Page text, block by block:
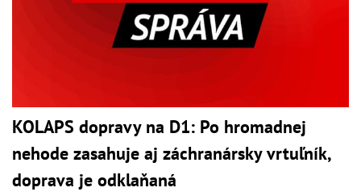
KOLAPS dopravy na D1: Po hromadnej
nehode zasahuje aj záchranársky vrtuľník,
doprava je odklaňaná